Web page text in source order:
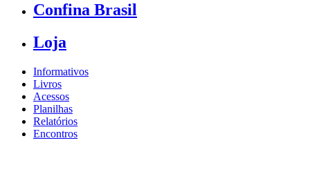
Confina Brasil
Loja
Informativos
Livros
Acessos
Planilhas
Relatórios
Encontros